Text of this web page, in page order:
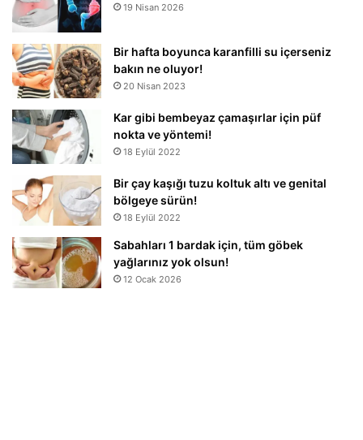
19 Nisan 2026
Bir hafta boyunca karanfilli su içerseniz
bakın ne oluyor!
20 Nisan 2023
Kar gibi bembeyaz çamaşırlar için püf
nokta ve yöntemi!
18 Eylül 2022
Bir çay kaşığı tuzu koltuk altı ve genital
bölgeye sürün!
18 Eylül 2022
Sabahları 1 bardak için, tüm göbek
yağlarınız yok olsun!
12 Ocak 2026